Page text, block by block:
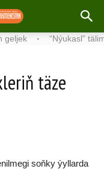
· “Nýukasl” tälimçisini
täze
soň­ky ýyl­lar­da